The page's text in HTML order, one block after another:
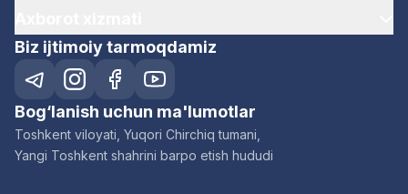
Biz ijtimoiy tarmoqdamiz
Bog‘lanish uchun ma'lumotlar
Toshkent viloyati, Yuqori Chirchiq tumani,
Yangi Toshkent shahrini barpo etish hududi